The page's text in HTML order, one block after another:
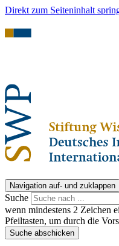
Direkt zum Seiteninhalt
Navigation auf- und zuklappen
Suche
wenn mindestens 2 Zeichen
Pfeiltasten, um durch die
Suche abschicken